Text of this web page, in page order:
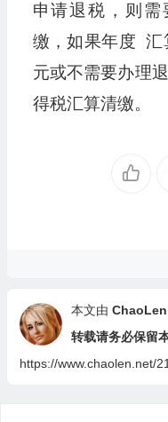
申请退税，则
缴，如果年度 汇
元或不需要办理
得税汇算清缴。
本文由 ChaoLen
转载请务必保留
https://www.chaolen.net/